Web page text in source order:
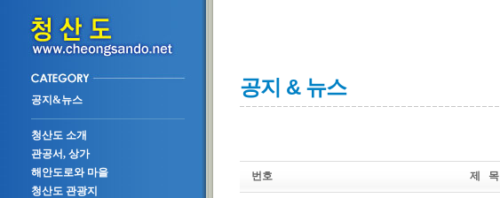
공지&뉴스
청산도 소개
관공서, 상가
해안도로와 마을
청산도 관광지
공지 & 뉴스
번호
제 목